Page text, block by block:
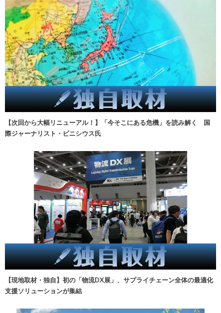
【次回から大幅リニューアル！】「今そこにある危機」を読み解く 国
際ジャーナリスト・ビニシウス氏
【現地取材・独自】初の「物流DX展」、サプライチェーン全体の最適化
支援ソリューションが集結